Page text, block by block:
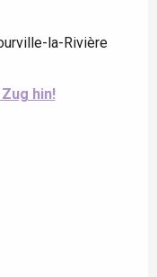
la-Rivière
hin!